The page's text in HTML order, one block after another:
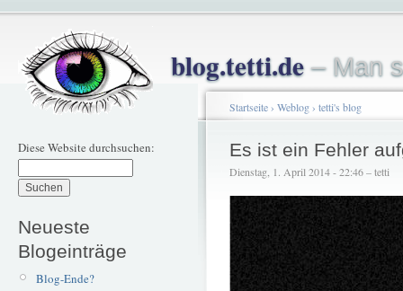
blog.tetti.de– Man
Diese Website durchsuchen:
Neueste
Blogeinträge
Blog-Ende?
Startseite› Weblog› tetti's blog
Es ist ein Fehler
Dienstag, 1. April 2014 - 22:46 – tetti